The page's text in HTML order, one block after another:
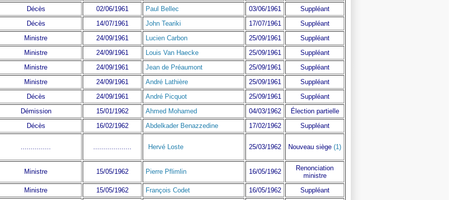
Décès 02/06/1961 Paul Bellec 03/06/1961
Suppléant
Décès 14/07/1961 John Teariki 17/07/1961
Suppléant
Ministre 24/09/1961 Lucien Carbon 25/09/1961
Suppléant
Ministre 24/09/1961 Louis Van Haecke 25/09/1961
Suppléant
Ministre 24/09/1961 Jean de Préaumont 25/09/1961
Suppléant
Ministre 24/09/1961 André Lathière 25/09/1961
Suppléant
Décès 24/09/1961 André Picquot 25/09/1961
Suppléant
Démission 15/01/1962 Ahmed Mohamed 04/03/1962
Élection partielle
Décès 16/02/1962 Abdelkader Benazzedine 17/02/1962 Suppléant
Hervé Loste 25/03/1962 Nouveau siège (1)
Ministre 15/05/1962 Pierre Pflimlin 16/05/1962
Renonciation
ministre
Ministre 15/05/1962 François Codet 16/05/1962 Suppléant